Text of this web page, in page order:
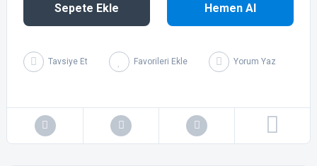
Sepete Ekle Hemen Al
Tavsiye Et Yorum Yaz